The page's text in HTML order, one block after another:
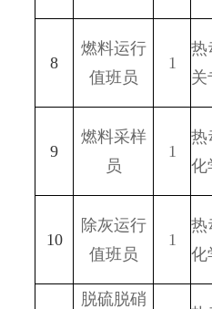
8
燃料运行
值班员
1
热
关
9
燃料采样
员
1
热
化
10
除灰运行
值班员
1
热
化
脱硫脱硝